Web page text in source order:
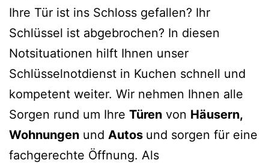
Ihre Tür ist ins Schloss gefallen? Ihr
Schlüssel ist abgebrochen? In diesen
Notsituationen hilft Ihnen unser
Schlüsselnotdienst in Kuchen schnell und
kompetent weiter. Wir nehmen Ihnen alle
Sorgen rund um Ihre Türen von Häusern,
Wohnungen und Autos und sorgen für eine
fachgerechte Öffnung. Als